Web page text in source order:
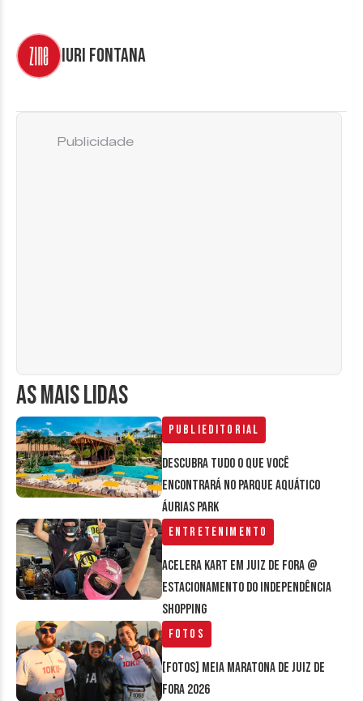
Iuri Fontana
AS MAIS LIDAS
Publieditorial
Descubra tudo o que você
encontrará no parque aquático
Áurias Park
Entretenimento
Acelera Kart em Juiz de Fora @
estacionamento do Independência
Shopping
Fotos
[FOTOS] Meia Maratona de Juiz de
Fora 2026
Publicidade